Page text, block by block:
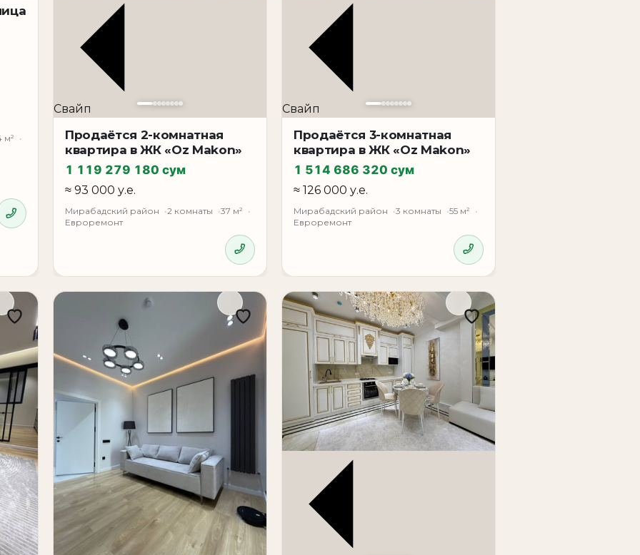
спросом и сохраняют свою ликвидность. Состояние объекта — с ремонтом.
что делает её полностью готовой к проживанию.
начать сдачу в аренду без дополнительных вложений, что особенно важно для
решения. Мирабадский район считается одной из самых сильных локаций столицы.
с развитой инфраструктурой: рядом находятся магазины, супермаркеты, кафе, школы,
в шаговой доступности. Для собственного проживания это удобная квартира в
Для инвестора — ликвидный объект с высоким арендным потенциалом благодаря локации
ещё более привлекательным с точки зрения выгодной покупки. Если вам нужна квартира
с ремонтом, мебелью и техникой, в районе с высокой ликвидностью, данный объект стоит
м²
Свайп
Продаётся 2-комнатная
квартира в ЖК «Oz Makon»
1 119 279 180 сум
≈ 93 000 у.е.
Мирабадский район 2 комнаты
37 м²
Евроремонт
Свайп
Продаётся 3-комнатная
квартира в ЖК «Oz Makon»
1 514 686 320 сум
≈ 126 000 у.е.
Мирабадский район 3 комнаты
55 м²
Евроремонт